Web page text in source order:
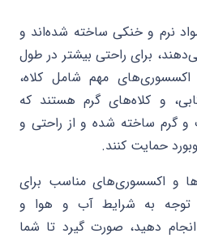
نرم و خنکی ساخته شده‌اند و
برای راحتی بیشتر در طول
مهم شامل کلاه،
و کلاه‌های گرم هستند که
و گرم ساخته شده و از راحتی و
حمایت کنند.
و اکسسوری‌های مناسب برای
توجه به شرایط آب و هوا و
دهید، صورت گیرد تا شما